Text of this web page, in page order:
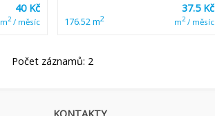
40 Kč
m2/ měsíc 176.52 m2
37.5 Kč
m2/ měsíc
Počet záznamů: 2